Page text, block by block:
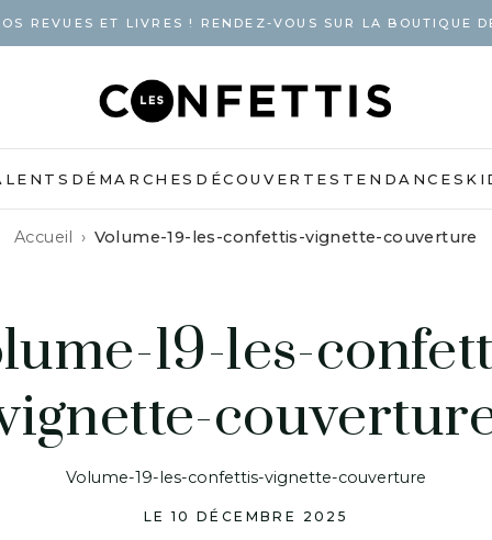
REVUES ET LIVRES ! RENDEZ-VOUS SUR LA BOUTIQUE
DÉMARCHES DÉCOUVERTES TENDANCES
Accueil Volume-19-les-confettis-vignette-couverture
19-les-
Volume-19-les-confettis-vignette-couverture
LE 10 DÉCEMBRE 2025